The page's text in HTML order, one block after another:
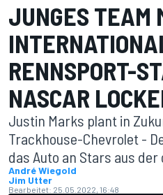
JUNGES TEAM
RENNSPORT-
NASCAR
Justin Marks plant in
Trackhouse-Chevrolet -
das Auto an Stars aus
André Wiegold
Jim Utter
Bearbeitet: 25.05.2022, 16:48